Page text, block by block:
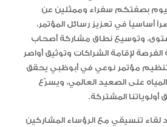
بصفتكم سفراء وممثلين عن
أساسياً في تعزيز رسائل المؤتمر،
وتوسيع نطاق مشاركة أصحاب
الفرصة لإقامة الشراكات وتوثيق أواصر
مؤتمر نوعي في أبوظبي يحقق
على الصعيد العالمي، ويسرّع
المشتركة.
لقاء تنسيقي مع الرؤساء المشاركين